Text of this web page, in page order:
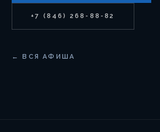
+7 (846) 268-88-82
← ВСЯ АФИША